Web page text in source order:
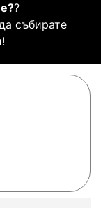
?
събирате